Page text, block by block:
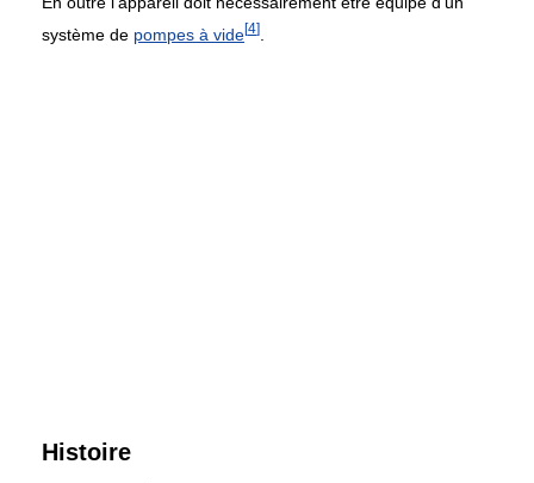
système de pompes à vide[4]
Histoire